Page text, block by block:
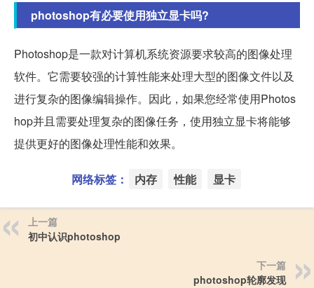
photoshop有必要使用独立显卡吗?
Photoshop是一款对计算机系统资源要求较高的图像处理
软件。它需要较强的计算性能来处理大型的图像文件以及
进行复杂的图像编辑操作。因此，如果您经常使用Photos
hop并且需要处理复杂的图像任务，使用独立显卡将能够
提供更好的图像处理性能和效果。
网络标签： 内存 性能 显卡
上一篇
初中认识photoshop
下一篇
photoshop轮廓发现